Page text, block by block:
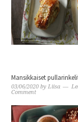
Mansikkaiset
03/06/2020 byLiisa
Comment